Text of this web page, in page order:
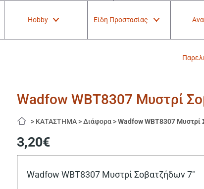
Hobby Είδη Προστασίας
Wadfow WBT8307 Μυστρί
> ΚΑΤΑΣΤΗΜΑ >Διάφορα >Wadfow WBT8307 Μυστρί
3,20€
Wadfow WBT8307 Μυστρί Σοβατζήδων 7″